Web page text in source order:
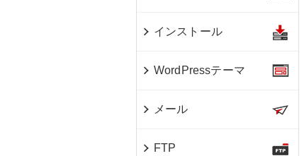
インストール
WordPressテーマ
メール
FTP